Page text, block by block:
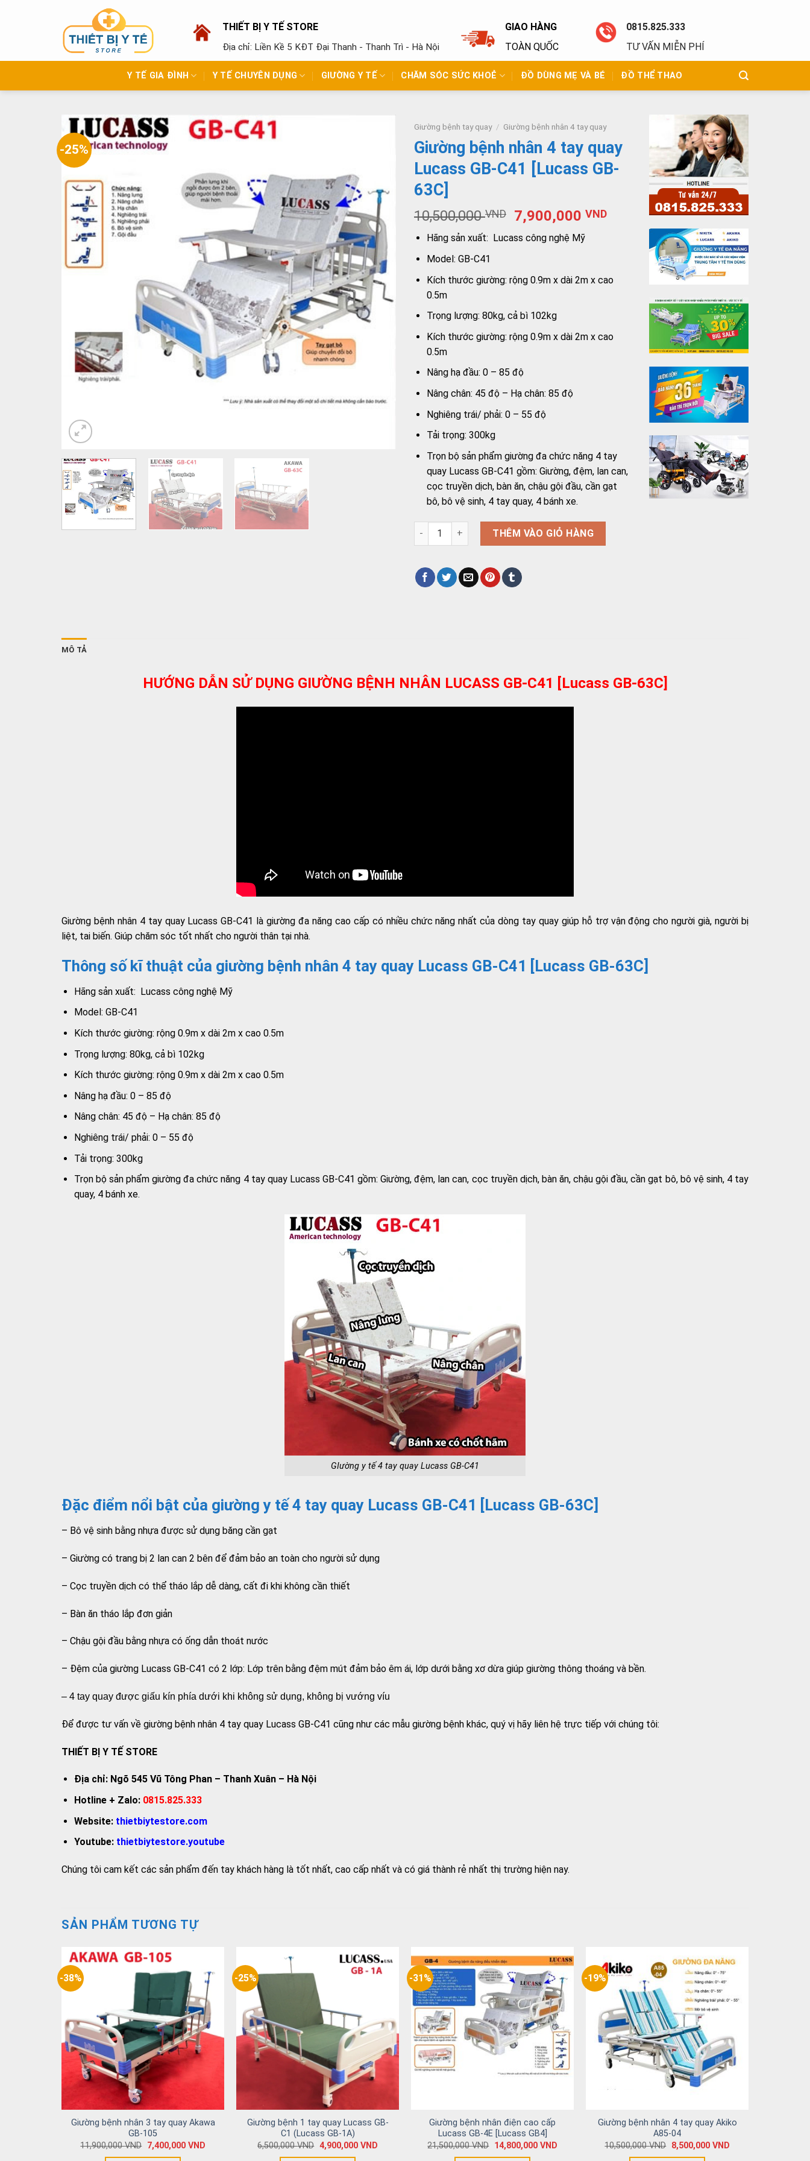
THIẾT BỊ Y TẾ STORE
Địa chỉ: Liền Kề 5 KĐT Đại Thanh - Thanh Trì - Hà Nội
GIAO HÀNG
TOÀN QUỐC
0815.825.333
TƯ VẤN MIỄN PHÍ
Y TẾ GIA ĐÌNH Y TẾ CHUYÊN DỤNG GIƯỜNG Y TẾ CHĂM SÓC SỨC KHOẺ ĐỒ DÙNG MẸ VÀ BÉ ĐỒ THỂ THAO
-25%
Giường bệnh tay quay / Giường bệnh nhân 4 tay quay
Giường bệnh nhân 4 tay quay
Lucass GB-C41 [Lucass GB-
63C]
10,500,000VND 7,900,000VND
Hãng sản xuất: Lucass công nghệ Mỹ
Model: GB-C41
Kích thước giường: rộng 0.9m x dài 2m x cao
0.5m
Trọng lượng: 80kg, cả bì 102kg
Kích thước giường: rộng 0.9m x dài 2m x cao
0.5m
Nâng hạ đầu: 0 – 85 độ
Nâng chân: 45 độ – Hạ chân: 85 độ
Nghiêng trái/ phải: 0 – 55 độ
Tải trọng: 300kg
Trọn bộ sản phẩm giường đa chức năng 4 tay
quay Lucass GB-C41 gồm: Giường, đệm, lan can,
cọc truyền dịch, bàn ăn, chậu gội đầu, cần gạt
bô, bô vệ sinh, 4 tay quay, 4 bánh xe.
Giường bệnh nhân 4 tay quay Lucass GB-C41 [Lucass GB-63C] số lượng
THÊM VÀO GIỎ HÀNG
MÔ TẢ
HƯỚNG DẪN SỬ DỤNG GIƯỜNG BỆNH NHÂN LUCASS GB-C41 [Lucass GB-63C]
Giường bệnh nhân 4 tay quay Lucass GB-C41 là giường đa năng cao cấp có nhiều chức năng nhất của dòng tay quay giúp hỗ trợ vận động cho người già, người bị
liệt, tai biến. Giúp chăm sóc tốt nhất cho người thân tại nhà.
Thông số kĩ thuật của giường bệnh nhân 4 tay quay Lucass GB-C41 [Lucass GB-63C]
Hãng sản xuất: Lucass công nghệ Mỹ
Model: GB-C41
Kích thước giường: rộng 0.9m x dài 2m x cao 0.5m
Trọng lượng: 80kg, cả bì 102kg
Kích thước giường: rộng 0.9m x dài 2m x cao 0.5m
Nâng hạ đầu: 0 – 85 độ
Nâng chân: 45 độ – Hạ chân: 85 độ
Nghiêng trái/ phải: 0 – 55 độ
Tải trọng: 300kg
Trọn bộ sản phẩm giường đa chức năng 4 tay quay Lucass GB-C41 gồm: Giường, đệm, lan can, cọc truyền dịch, bàn ăn, chậu gội đầu, cần gạt bô, bô vệ sinh, 4 tay
quay, 4 bánh xe.
GIường y tế 4 tay quay Lucass GB-C41
Đặc điểm nổi bật của giường y tế 4 tay quay Lucass GB-C41 [Lucass GB-63C]
– Bô vệ sinh bằng nhựa được sử dụng băng cần gạt
– Giường có trang bị 2 lan can 2 bên để đảm bảo an toàn cho người sử dụng
– Cọc truyền dịch có thể tháo lắp dễ dàng, cất đi khi không cần thiết
– Bàn ăn tháo lắp đơn giản
– Chậu gội đầu bằng nhựa có ống dẫn thoát nước
– Đệm của giường Lucass GB-C41 có 2 lớp: Lớp trên bằng đệm mút đảm bảo êm ái, lớp dưới bằng xơ dừa giúp giường thông thoáng và bền.
– 4 tay quay được giấu kín phía dưới khi không sử dụng, không bị vướng víu
Để được tư vấn về giường bệnh nhân 4 tay quay Lucass GB-C41 cũng như các mẫu giường bệnh khác, quý vị hãy liên hệ trực tiếp với chúng tôi:
THIẾT BỊ Y TẾ STORE
Địa chỉ: Ngõ 545 Vũ Tông Phan – Thanh Xuân – Hà Nội
Hotline + Zalo: 0815.825.333
Website: thietbiytestore.com
Youtube: thietbiytestore.youtube
Chúng tôi cam kết các sản phẩm đến tay khách hàng là tốt nhất, cao cấp nhất và có giá thành rẻ nhất thị trường hiện nay.
SẢN PHẨM TƯƠNG TỰ
-38%
Giường bệnh nhân 3 tay quay Akawa
GB-105
11,900,000VND 7,400,000 VND
-25%
Giường bệnh 1 tay quay Lucass GB-
C1 (Lucass GB-1A)
6,500,000VND 4,900,000 VND
-31%
Giường bệnh nhân điện cao cấp
Lucass GB-4E [Lucass GB4]
21,500,000VND 14,800,000 VND
-19%
Giường bệnh nhân 4 tay quay Akiko
A85-04
10,500,000VND 8,500,000 VND